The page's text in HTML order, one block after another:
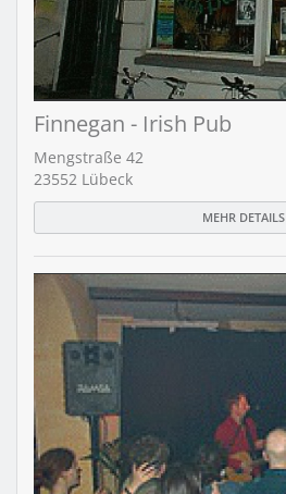
Finnegan - Irish Pub
Mengstraße 42
23552 Lübeck
MEHR DETAILS